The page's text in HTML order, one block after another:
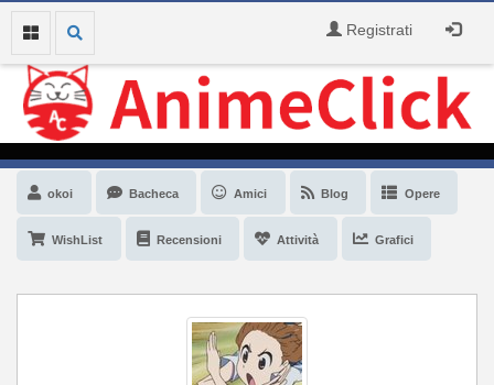
Registrati
okoi Bacheca Amici Blog Opere
WishList Recensioni Attività Grafici